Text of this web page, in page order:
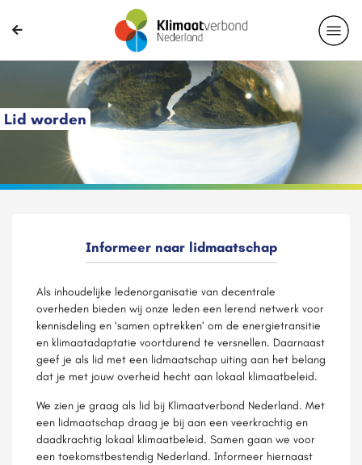
Lid worden
Informeer naar lidmaatschap
Als inhoudelijke ledenorganisatie van decentrale
overheden bieden wij onze leden een lerend netwerk voor
kennisdeling en ‘samen optrekken’ om de energietransitie
en klimaatadaptatie voortdurend te versnellen. Daarnaast
geef je als lid met een lidmaatschap uiting aan het belang
dat je met jouw overheid hecht aan lokaal klimaatbeleid.
We zien je graag als lid bij Klimaatverbond Nederland. Met
een lidmaatschap draag je bij aan een veerkrachtig en
daadkrachtig lokaal klimaatbeleid. Samen gaan we voor
een toekomstbestendig Nederland. Informeer hiernaast